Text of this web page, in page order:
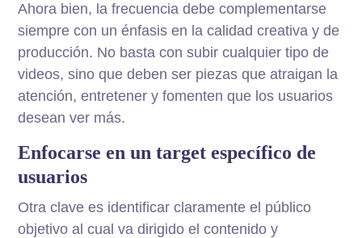
Ahora bien, la frecuencia debe complementarse
siempre con un énfasis en la calidad creativa y de
producción. No basta con subir cualquier tipo de
videos, sino que deben ser piezas que atraigan la
atención, entretener y fomenten que los usuarios
desean ver más.
Enfocarse en un target específico de
usuarios
Otra clave es identificar claramente el público
objetivo al cual va dirigido el contenido y